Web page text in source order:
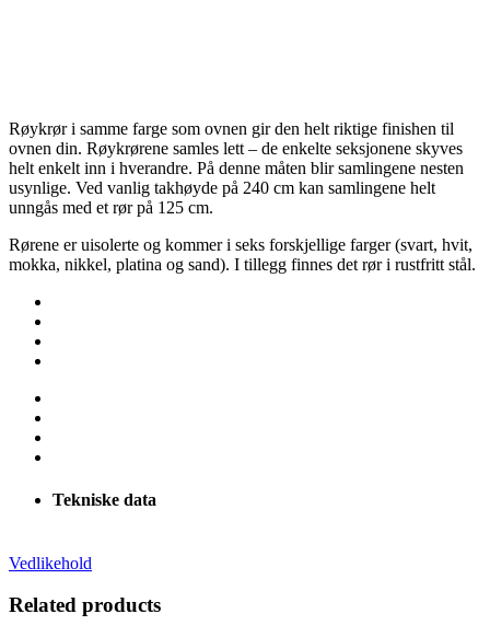
Røykrør i samme farge som ovnen gir den helt riktige finishen til
ovnen din. Røykrørene samles lett – de enkelte seksjonene skyves
helt enkelt inn i hverandre. På denne måten blir samlingene nesten
usynlige. Ved vanlig takhøyde på 240 cm kan samlingene helt
unngås med et rør på 125 cm.
Rørene er uisolerte og kommer i seks forskjellige farger (svart, hvit,
mokka, nikkel, platina og sand). I tillegg finnes det rør i rustfritt stål.
Tekniske data
Vedlikehold
Related products